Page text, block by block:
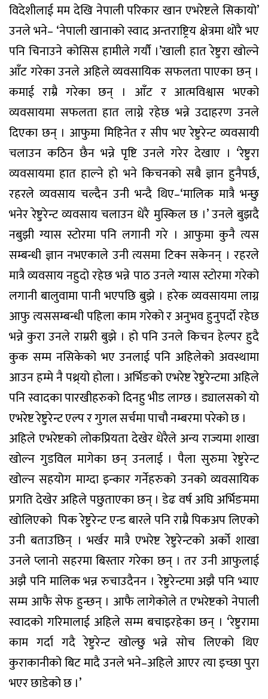
विदेशीलाई मम देखि नेपाली परिकार खान एभरेष्टले सिकायो’
उनले भने– ‘नेपाली खानाको स्वाद अन्तराष्ट्रिय क्षेत्रमा थोरै भए
पनि चिनाउने कोसिस हामीले गर्यौ ।’खाली हात रेष्टुरा खोल्ने
आँट गरेका उनले अहिले व्यवसायिक सफलता पाएका छन् ।
कमाई राम्रै गरेका छन् । आँट र आत्मविश्वास भएको
व्यवसायमा सफलता हात लाग्ने रहेछ भन्ने उदाहरण उनले
दिएका छन् । आफुमा मिहिनेत र सीप भए रेष्टुरेन्ट व्यवसायी
चलाउन कठिन छैन भन्ने पृष्टि उनले गरेर देखाए । ‘रेष्टुरा
व्यवसायमा हात हाल्ने हो भने किचनको सबै ज्ञान हुनैपर्छ,
रहरले व्यवसाय चल्दैन उनी भन्दै थिए–‘मालिक मात्रै भन्छु
भनेर रेष्टुरेन्ट व्यवसाय चलाउन धेरै मुस्किल छ ।’ उनले बुझदै
नबुझी ग्यास स्टोरमा पनि लगानी गरे । आफुमा कुनै त्यस
सम्बन्धी ज्ञान नभएकाले उनी त्यसमा टिक्न सकेनन् । रहरले
मात्रै व्यवसाय नहुदो रहेछ भन्ने पाठ उनले ग्यास स्टोरमा गरेको
लगानी बालुवामा पानी भएपछि बुझे । हरेक व्यवसायमा लाग्न
आफु त्यससम्बन्धी पहिला काम गरेको र अनुभव हुनुपर्दो रहेछ
भन्ने कुरा उनले राम्ररी बुझे । हो पनि उनले किचन हेल्पर हुदै
कुक सम्म नसिकेको भए उनलाई पनि अहिलेको अवस्थामा
आउन हम्मे नै पथ्र्यो होला । अर्भिङको एभरेष्ट रेष्टुरेन्टमा अहिले
पनि स्वादका पारखीहरुको दिनहु भीड लाग्छ । ड्यालसको यो
एभरेष्ट रेष्टुरेन्ट एल्प र गुगल सर्चमा पाचौ नम्बरमा परेको छ ।
अहिले एभरेष्टको लोकप्रियता देखेर धेरैले अन्य राज्यमा शाखा
खोल्न गुडविल मागेका छन् उनलाई । पैला सुरुमा रेष्टुरेन्ट
खोल्न सहयोग माग्दा इन्कार गर्नेहरुको उनको व्यवसायिक
प्रगति देखेर अहिले पछुताएका छन् । डेढ वर्ष अघि अर्भिङममा
खाेलिएकाे पिक रेष्टुरेन्ट एन्ड बारले पनि राम्रै पिकअप लिएको
उनी बताउछिन् । भर्खर मात्रै एभरेष्ट रेष्टुरेन्टको अर्को शाखा
उनले प्लानो सहरमा बिस्तार गरेका छन् । तर उनी आफुलाई
अझै पनि मालिक भन्न रुचाउदैनन । रेष्टुरेन्टमा अझै पनि भ्याए
सम्म आफै सेफ हुन्छन् । आफै लागेकोले त एभरेष्टको नेपाली
स्वादको गरिमालाई अहिले सम्म बचाइरहेका छन् । ‘रेष्टुरामा
काम गर्दा गदै रेष्टुरेन्ट खोल्छु भन्ने सोच लिएको थिए
कुराकानीको बिट मादै उनले भने–अहिले आएर त्या इच्छा पुरा
भएर छाडेको छ ।’